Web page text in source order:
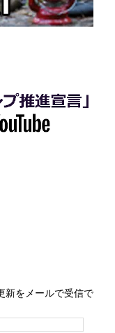
新をメールで受信で